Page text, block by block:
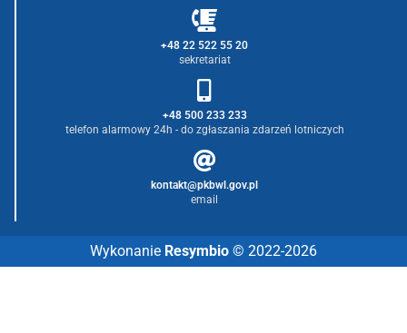
+48 22 522 55 20
sekretariat
+48 500 233 233
telefon alarmowy 24h - do zgłaszania zdarzeń lotniczych
kontakt@pkbwl.gov.pl
email
Wykonanie Resymbio © 2022-2026